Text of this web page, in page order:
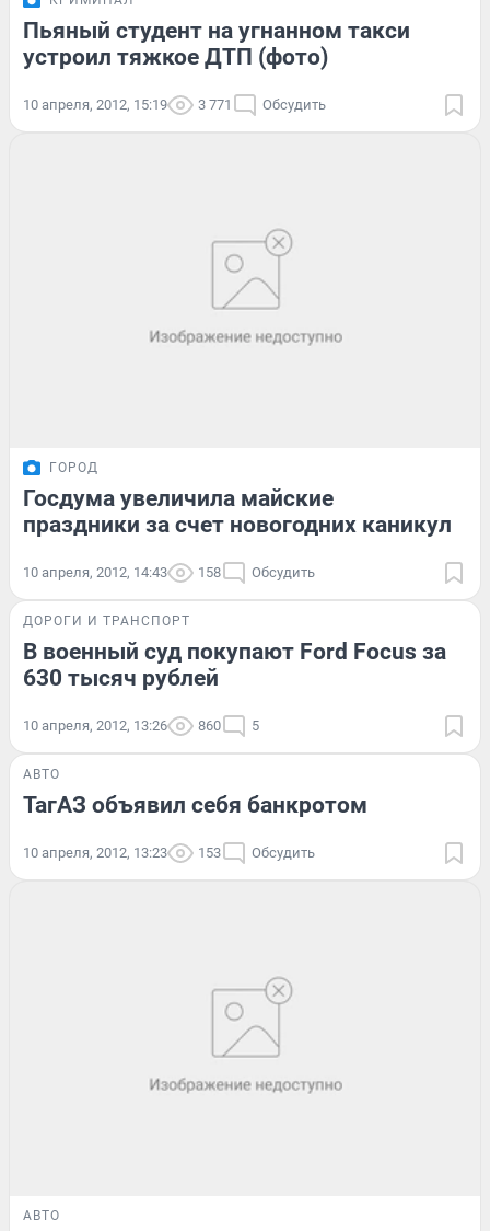
Пьяный студент на угнанном такси
устроил тяжкое ДТП (фото)
10 апреля, 2012, 15:19 3 771 Обсудить
ГОРОД
Госдума увеличила майские
праздники за счет новогодних каникул
10 апреля, 2012, 14:43 158 Обсудить
ДОРОГИ И ТРАНСПОРТ
В военный суд покупают Ford Focus за
630 тысяч рублей
10 апреля, 2012, 13:26 860 5
АВТО
ТагАЗ объявил себя банкротом
10 апреля, 2012, 13:23 153 Обсудить
АВТО